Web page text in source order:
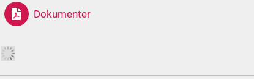
Dokumenter